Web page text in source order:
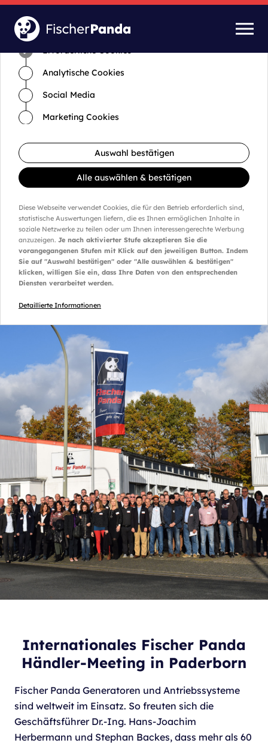
Zeit für Cookies und Einstellungen
Erforderliche Cookies
Analytische Cookies
Social Media
Marketing Cookies
Auswahl bestätigen
Alle auswählen & bestätigen
Diese Webseite verwendet Cookies, die für den Betrieb erforderlich sind,
statistische Auswertungen liefern, die es Ihnen ermöglichen Inhalte in
soziale Netzwerke zu teilen oder um Ihnen interessengerechte Werbung
anzuzeigen. Je nach aktivierter Stufe akzeptieren Sie die
vorangegangenen Stufen mit Klick auf den jeweiligen Button. Indem
Sie auf "Auswahl bestätigen" oder "Alle auswählen & bestätigen"
klicken, willigen Sie ein, dass Ihre Daten von den entsprechenden
Diensten verarbeitet werden.
Detaillierte Informationen
Internationales Fischer Panda
Händler-Meeting in Paderborn
Fischer Panda Generatoren und Antriebssysteme
sind weltweit im Einsatz. So freuten sich die
Geschäftsführer Dr.-Ing. Hans-Joachim
Herbermann und Stephan Backes, dass mehr als 60